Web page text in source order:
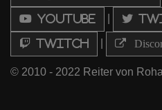
Youtube
Twitch
© 2010 - 2022 Reiter von